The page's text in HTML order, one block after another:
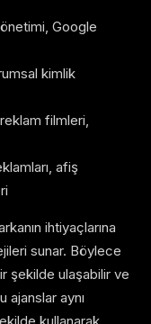
Google
kimlik
reklam filmleri,
afiş
ihtiyaçlarına
sunar. Böylece
şekilde ulaşabilir ve
aynı